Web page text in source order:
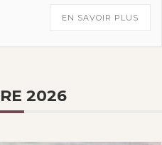
EN SAVOIR PLUS
2026